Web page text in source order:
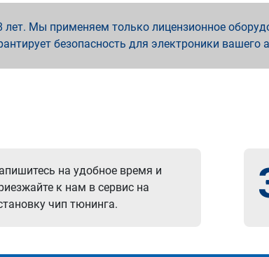
Мы применяем только лицензионное
безопасность для электроники вашего
на удобное время и
к нам в сервис на
чип тюнинга.